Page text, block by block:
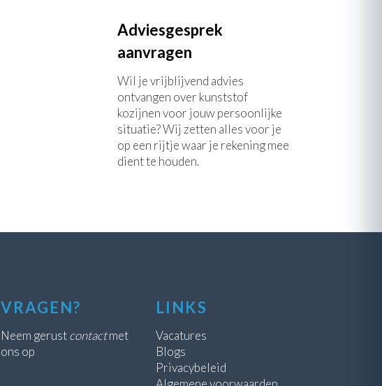
Adviesgesprek
aanvragen
Wil je vrijblijvend advies
ontvangen over kunststof
kozijnen voor jouw persoonlijke
situatie? Wij zetten alles voor je
op een rijtje waar je rekening mee
dient te houden.
VRAGEN?
Neem gerustcontactmet
ons op
LINKS
Vacatures
Blogs
Privacybeleid